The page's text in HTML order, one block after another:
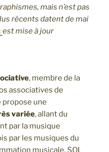
mais n’est pas
récents datent de mai
est mise à jour
, membre de la
associatives de
propose une
variée, allant du
par la musique
par les musiques du